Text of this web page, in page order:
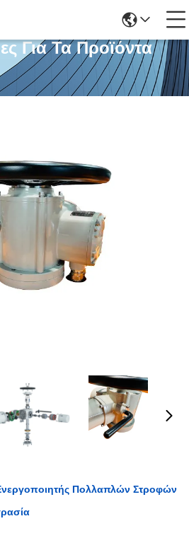
Για Τα Προϊόντα
Πολλαπλών Στροφών